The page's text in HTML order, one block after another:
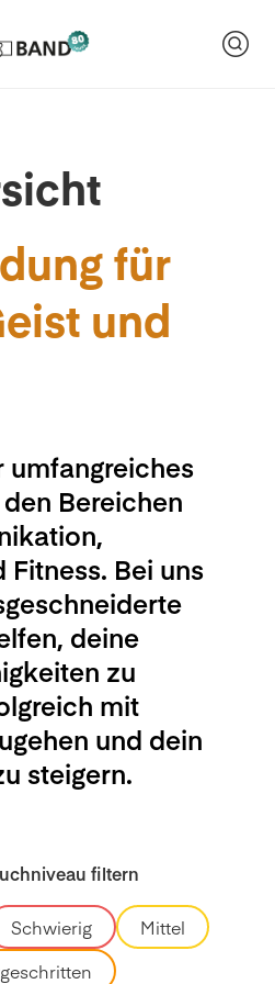
für
und
umfangreiches
Bereichen
Bei uns
deine
zu
mit
und dein
steigern.
filtern
Schwierig
Mittel